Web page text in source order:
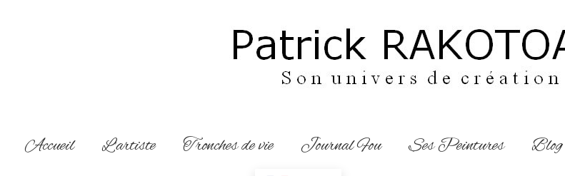
Navigation
Accueil L’artiste Tronches de vie Journal Fou Ses Peintures Blog